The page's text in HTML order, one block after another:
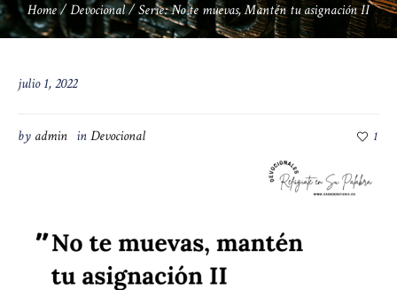
Home/Devocional/Serie: No te muevas, Mantén tu asignación II
julio 1, 2022
by admin inDevocional 1